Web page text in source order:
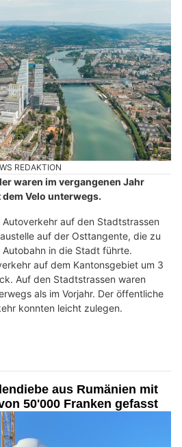
REDAKTION
waren im vergangenen Jahr
Velo unterwegs.
auf den Stadtstrassen
auf der Osttangente, die zu
in die Stadt führte.
auf dem Kantonsgebiet um 3
Auf den Stadtstrassen waren
als im Vorjahr. Der öffentliche
konnten leicht zulegen.
aus Rumänien mit
50'000 Franken gefasst